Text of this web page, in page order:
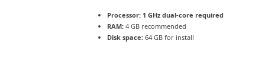
Processor: 1 GHz dual-core required
RAM: 4 GB recommended
Disk space: 64 GB for install